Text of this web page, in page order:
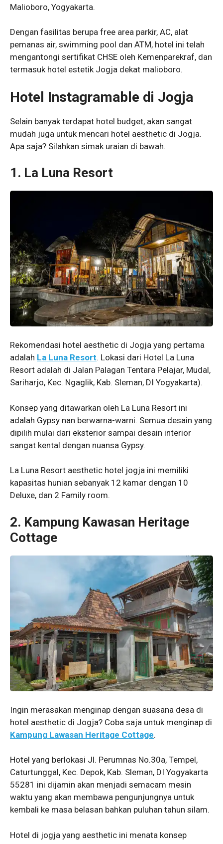
Malioboro, Yogyakarta.
Dengan fasilitas berupa free area parkir, AC, alat
pemanas air, swimming pool dan ATM, hotel ini telah
mengantongi sertifikat CHSE oleh Kemenparekraf, dan
termasuk hotel estetik Jogja dekat malioboro.
Hotel Instagramable di Jogja
Selain banyak terdapat hotel budget, akan sangat
mudah juga untuk mencari hotel aesthetic di Jogja.
Apa saja? Silahkan simak uraian di bawah.
1. La Luna Resort
Rekomendasi hotel aesthetic di Jogja yang pertama
adalah La Luna Resort. Lokasi dari Hotel La Luna
Resort adalah di Jalan Palagan Tentara Pelajar, Mudal,
Sariharjo, Kec. Ngaglik, Kab. Sleman, DI Yogyakarta).
Konsep yang ditawarkan oleh La Luna Resort ini
adalah Gypsy nan berwarna-warni. Semua desain yang
dipilih mulai dari eksterior sampai desain interior
sangat kental dengan nuansa Gypsy.
La Luna Resort aesthetic hotel jogja ini memiliki
kapasitas hunian sebanyak 12 kamar dengan 10
Deluxe, dan 2 Family room.
2. Kampung Kawasan Heritage
Cottage
Ingin merasakan menginap dengan suasana desa di
hotel aesthetic di Jogja? Coba saja untuk menginap di
Kampung Lawasan Heritage Cottage.
Hotel yang berlokasi Jl. Perumnas No.30a, Tempel,
Caturtunggal, Kec. Depok, Kab. Sleman, DI Yogyakarta
55281 ini dijamin akan menjadi semacam mesin
waktu yang akan membawa pengunjungnya untuk
kembali ke masa belasan bahkan puluhan tahun silam.
Hotel di jogja yang aesthetic ini menata konsep